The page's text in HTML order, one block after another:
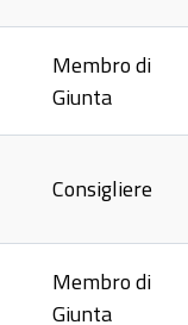
Membro di
Giunta
Consigliere
Membro di
Giunta